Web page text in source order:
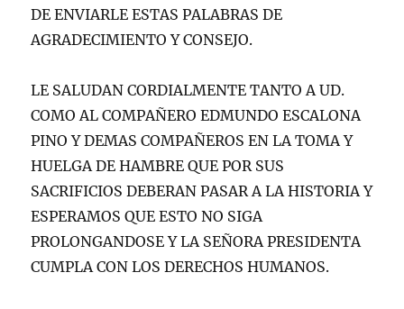
DE ENVIARLE ESTAS PALABRAS DE
AGRADECIMIENTO Y CONSEJO.
LE SALUDAN CORDIALMENTE TANTO A UD.
COMO AL COMPAÑERO EDMUNDO ESCALONA
PINO Y DEMAS COMPAÑEROS EN LA TOMA Y
HUELGA DE HAMBRE QUE POR SUS
SACRIFICIOS DEBERAN PASAR A LA HISTORIA Y
ESPERAMOS QUE ESTO NO SIGA
PROLONGANDOSE Y LA SEÑORA PRESIDENTA
CUMPLA CON LOS DERECHOS HUMANOS.